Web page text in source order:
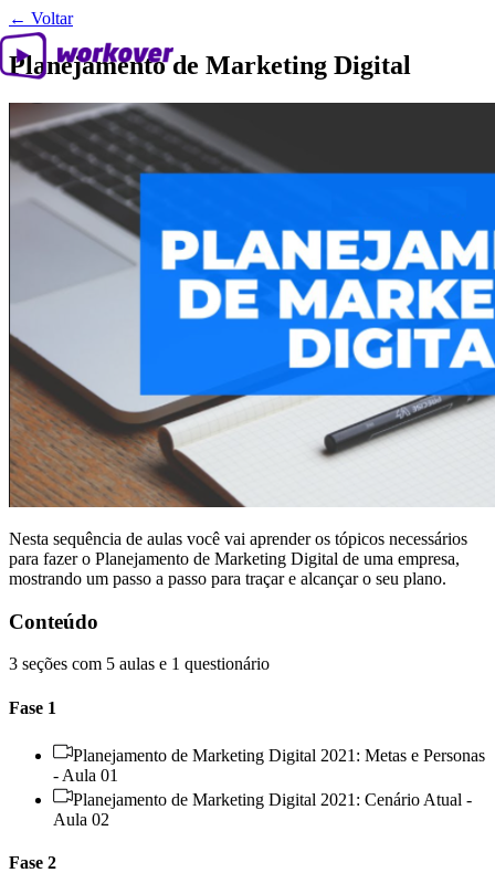
← Voltar
Planejamento de Marketing Digital
Nesta sequência de aulas você vai aprender os tópicos necessários
para fazer o Planejamento de Marketing Digital de uma empresa,
mostrando um passo a passo para traçar e alcançar o seu plano.
Conteúdo
3 seções com 5 aulas e 1 questionário
Fase 1
Planejamento de Marketing Digital 2021: Metas e Personas
- Aula 01
Planejamento de Marketing Digital 2021: Cenário Atual -
Aula 02
Fase 2